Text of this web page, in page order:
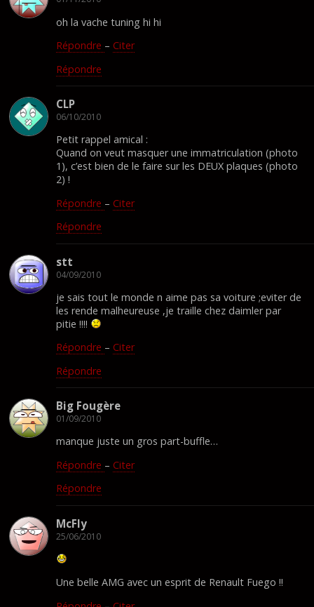
oh la vache tuning hi hi
Répondre – Citer
Répondre
CLP
06/10/2010
Petit rappel amical :
Quand on veut masquer une immatriculation (photo
1), c’est bien de le faire sur les DEUX plaques (photo
2) !
Répondre – Citer
Répondre
stt
04/09/2010
je sais tout le monde n aime pas sa voiture ;eviter de
les rende malheureuse ,je traille chez daimler par
pitie !!!!
Répondre – Citer
Répondre
Big Fougère
01/09/2010
manque juste un gros part-buffle…
Répondre – Citer
Répondre
McFly
25/06/2010
Une belle AMG avec un esprit de Renault Fuego !!